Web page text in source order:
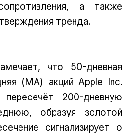
а также
тренда.
что 50-дневная
(MA) акций Apple Inc.
200-дневную
образуя золотой
сигнализирует о